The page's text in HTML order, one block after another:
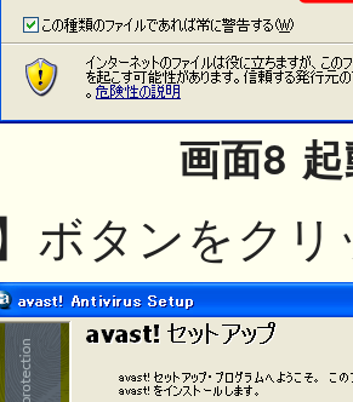
画面8
ボタンをク